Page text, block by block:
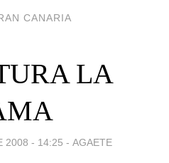
CANARIA
LA
2008 - 14:25 - AGAETE